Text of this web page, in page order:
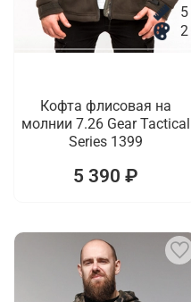
5
2
Кофта флисовая на
молнии 7.26 Gear Tactical
Series 1399
5 390 ₽